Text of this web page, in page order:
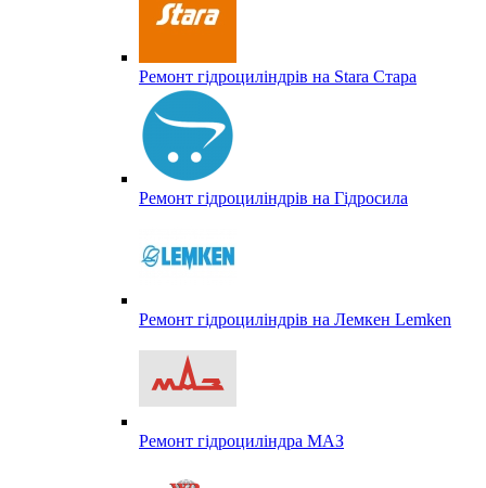
Ремонт гідроциліндрів на Stara Стара
Ремонт гідроциліндрів на Гідросила
Ремонт гідроциліндрів на Лемкен Lemken
Ремонт гідроциліндра МАЗ